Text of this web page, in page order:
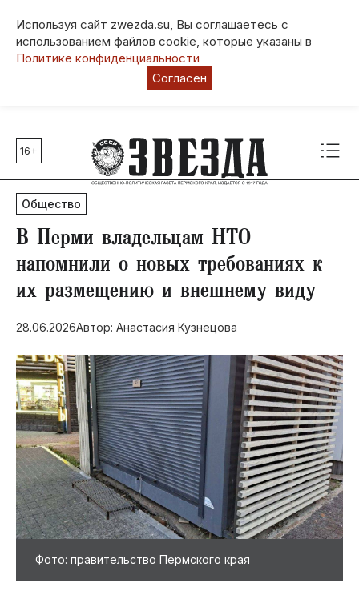
Используя сайт zwezda.su, Вы соглашаетесь с
использованием файлов cookie, которые указаны в
Политике конфиденциальности
Согласен
Главные темы
80 лет Победы
Молодежная столица РФ
СВО
Инфраструктура
Благоустройство
16+
Общество
В Перми владельцам НТО
напомнили о новых требованиях к
их размещению и внешнему виду
28.06.2026Автор: Анастасия Кузнецова
Фото: правительство Пермского края